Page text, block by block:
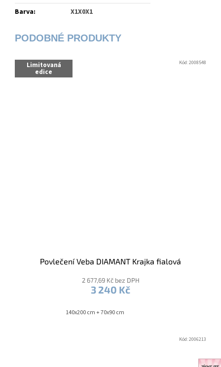
Barva: X1X0X1
Limitovaná
edice
Povlečení Veba DIAMANT Krajka fialová
2 677,69 Kč bez DPH
3 240 Kč
140x200 cm + 70x90 cm
Kód:2008548
Kód:2006213